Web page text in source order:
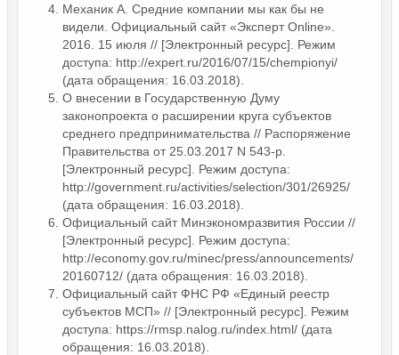
Механик А. Средние компании мы как бы не
видели. Официальный сайт «Эксперт Online».
2016. 15 июля // [Электронный ресурс]. Режим
доступа: http://expert.ru/2016/07/15/chempionyi/
(дата обращения: 16.03.2018).
О внесении в Государственную Думу
законопроекта о расширении круга субъектов
среднего предпринимательства // Распоряжение
Правительства от 25.03.2017 N 543-р.
[Электронный ресурс]. Режим доступа:
http://government.ru/activities/selection/301/26925/
(дата обращения: 16.03.2018).
Официальный сайт Минэкономразвития России //
[Электронный ресурс]. Режим доступа:
http://economy.gov.ru/minec/press/announcements/
20160712/ (дата обращения: 16.03.2018).
Официальный сайт ФНС РФ «Единый реестр
субъектов МСП» // [Электронный ресурс]. Режим
доступа: https://rmsp.nalog.ru/index.html/ (дата
обращения: 16.03.2018).